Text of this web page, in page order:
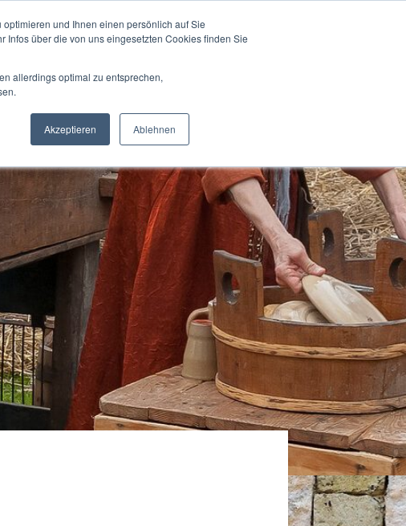
und Ihnen einen persönlich auf Sie
über die von uns eingesetzten Cookies finden Sie
allerdings optimal zu entsprechen,
Akzeptieren Ablehnen
Mitfahrgelegenheit Namensgebung „Ringwall“
Verstanden